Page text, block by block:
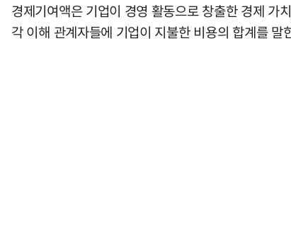
경제기여액은 기업이 경영 활동으로 창출한 경제
각 이해 관계자들에 기업이 지불한 비용의 합계를 말